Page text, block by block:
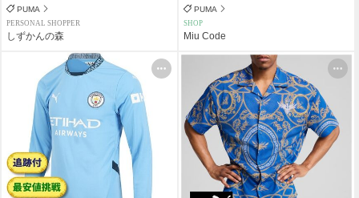
PUMA
PERSONAL SHOPPER
しずかんの森
PUMA
SHOP
Miu Code